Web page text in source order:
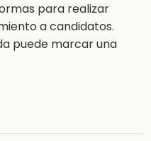
para realizar
a candidatos.
puede marcar una